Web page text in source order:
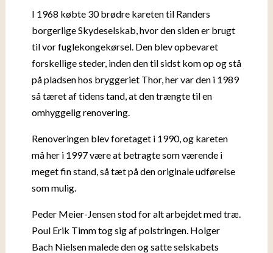
I 1968 købte 30 brødre kareten til Randers
borgerlige Skydeselskab, hvor den siden er brugt
til vor fuglekongekørsel. Den blev opbevaret
forskellige steder, inden den til sidst kom op og stå
på pladsen hos bryggeriet Thor, her var den i 1989
så tæret af tidens tand, at den trængte til en
omhyggelig renovering.
Renoveringen blev foretaget i 1990, og kareten
må her i 1997 være at betragte som værende i
meget fin stand, så tæt på den originale udførelse
som mulig.
Peder Meier-Jensen stod for alt arbejdet med træ.
Poul Erik Timm tog sig af polstringen. Holger
Bach Nielsen malede den og satte selskabets